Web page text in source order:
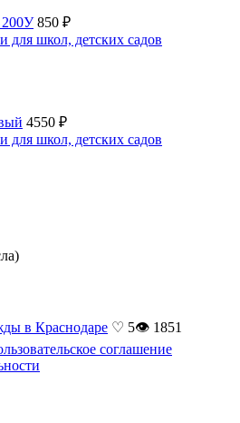
200У 850 ₽
для школ, детских садов
4550 ₽
для школ, детских садов
в Краснодаре ♡ 5👁 1851
соглашение